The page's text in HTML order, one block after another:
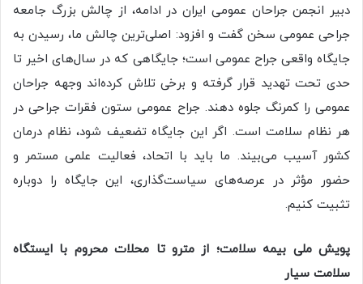
دبیر انجمن جراحان عمومی ایران در ادامه، از چالش بزرگ جامعه
جراحی عمومی سخن گفت و افزود: اصلی‌ترین چالش ما، رسیدن به
جایگاه واقعی جراح عمومی است؛ جایگاهی که در سال‌های اخیر تا
حدی تحت تهدید قرار گرفته و برخی تلاش کرده‌اند وجهه جراحان
عمومی را کمرنگ جلوه دهند. جراح عمومی ستون فقرات جراحی در
هر نظام سلامت است. اگر این جایگاه تضعیف شود، نظام درمان
کشور آسیب می‌بیند. ما باید با اتحاد، فعالیت علمی مستمر و
حضور مؤثر در عرصه‌های سیاست‌گذاری، این جایگاه را دوباره
تثبیت کنیم.
پویش ملی بیمه سلامت؛ از مترو تا محلات محروم با ایستگاه
سلامت سیار